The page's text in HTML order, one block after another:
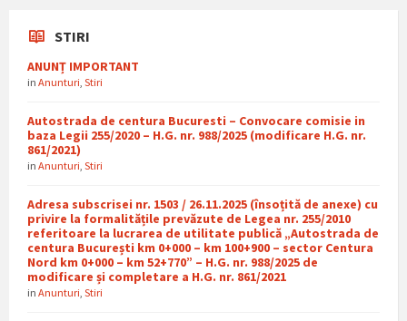
STIRI
ANUNȚ IMPORTANT
in Anunturi Stiri
Autostrada de centura Bucuresti – Convocare comisie in
baza Legii 255/2020 – H.G. nr. 988/2025 (modificare H.G. nr.
861/2021)
in Anunturi Stiri
Adresa subscrisei nr. 1503 / 26.11.2025 (însoțită de anexe) cu
privire la formalitățile prevăzute de Legea nr. 255/2010
referitoare la lucrarea de utilitate publică „Autostrada de
centura București km 0+000 – km 100+900 – sector Centura
Nord km 0+000 – km 52+770” – H.G. nr. 988/2025 de
modificare și completare a H.G. nr. 861/2021
in Anunturi Stiri